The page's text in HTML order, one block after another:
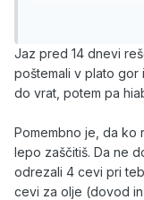
Sem prepričan,
trike in
kakšni napačni
Torej, gre za
radiatorski sistem,
naj bi se vgradilo
Jaz pred 14 dnevi
poštemali v plato
do vrat, potem pa
Pomembno je, da
lepo zaščitiš. Da ne
odrezali 4 cevi pri
cevi za olje (dovod